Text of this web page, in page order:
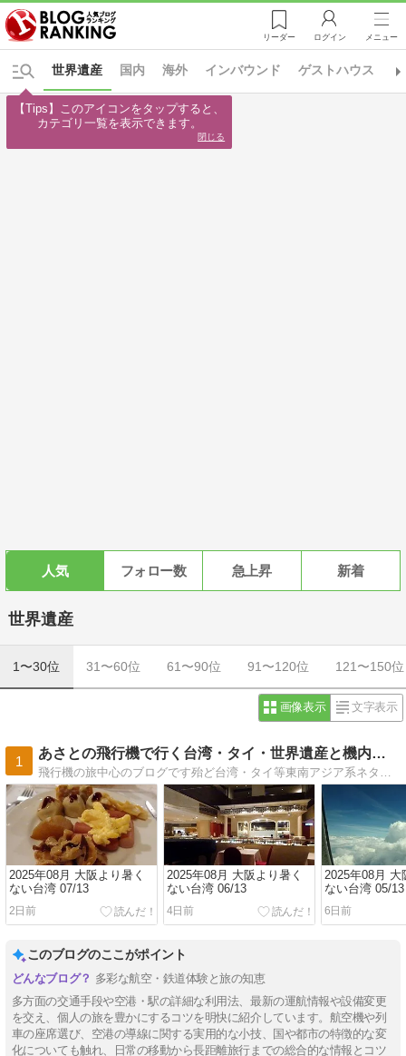
リーダー ログイン メニュー
国内 海外 インバウンド ゲストハウス
世界遺産
人気 フォロー数 急上昇 新着
世界遺産
1〜30位 31〜60位 61〜90位 91〜120位 121〜150位
画像表示 文字表示
1
あさとの飛行機で行く台湾・タイ・世界遺産と機内食の日記
2025年08月 大阪より暑く
ない台湾 07/13
2日前
2025年08月 大阪より暑く
ない台湾 06/13
4日前
2025年08月 大
ない台湾 05/13
6日前
このブログのここがポイント
多彩な航空・鉄道体験と旅の知恵
多方面の交通手段や空港・駅の詳細な利用法、最新の運航情報や設備変更
を交え、個人の旅を豊かにするコツを明快に紹介しています。航空機や列
車の座席選び、空港の導線に関する実用的な小技、国や都市の特徴的な変
化についても触れ、日常の移動から長距離旅行までの総合的な情報とコツ
【Tips】このアイコンをタップすると、
カテゴリ一覧を表示できます。
閉じる